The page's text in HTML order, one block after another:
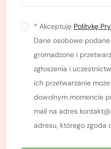
* Akceptuję Politykę
Dane osobowe
gromadzone i
zgłoszenia i
ich przetwarzanie
dowolnym momencie
mail na adres
adresu, którego zgoda